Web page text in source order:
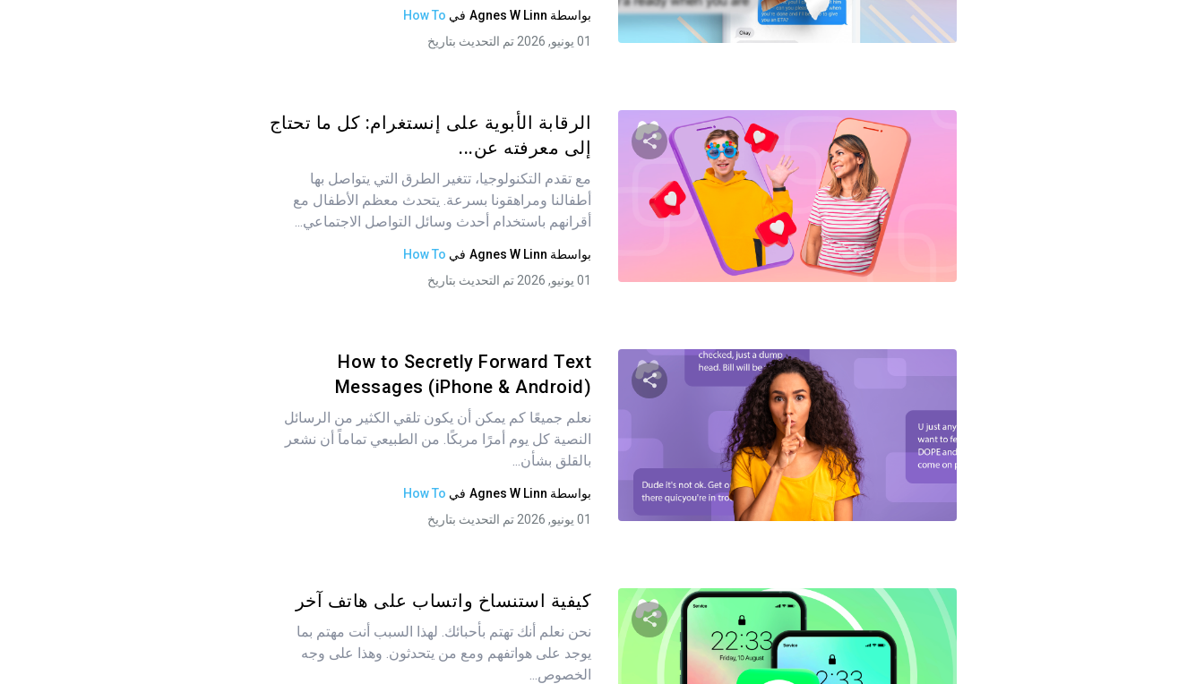
فيسبوك نسخ الرابط
بواسطة Agnes W Linn في How To
01 يونيو, 2026 تم التحديث بتاريخ
شارك هذه المقالة
فيسبوك نسخ الرابط
الرقابة الأبوية على إنستغرام: كل ما تحتاج
إلى معرفته عن...
مع تقدم التكنولوجيا، تتغير الطرق التي يتواصل بها
أطفالنا ومراهقونا بسرعة. يتحدث معظم الأطفال مع
أقرانهم باستخدام أحدث وسائل التواصل الاجتماعي...
بواسطة Agnes W Linn في How To
01 يونيو, 2026 تم التحديث بتاريخ
شارك هذه المقالة
تويتر فيسبوك نسخ الرابط
How to Secretly Forward Text
Messages (iPhone & Android)
نعلم جميعًا كم يمكن أن يكون تلقي الكثير من الرسائل
النصية كل يوم أمرًا مربكًا. من الطبيعي تماماً أن نشعر
بالقلق بشأن...
بواسطة Agnes W Linn في How To
01 يونيو, 2026 تم التحديث بتاريخ
شارك هذه المقالة
كيفية استنساخ واتساب على هاتف آخر
نحن نعلم أنك تهتم بأحبائك. لهذا السبب أنت مهتم بما
يوجد على هواتفهم ومع من يتحدثون. وهذا على وجه
الخصوص...